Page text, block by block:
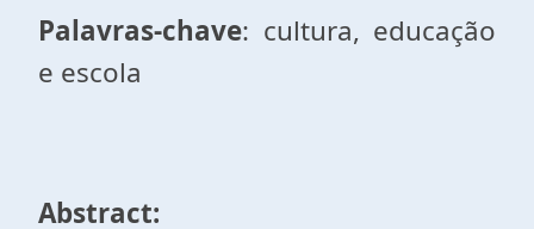
Palavras-chave: cultura, educação
e escola
Abstract: